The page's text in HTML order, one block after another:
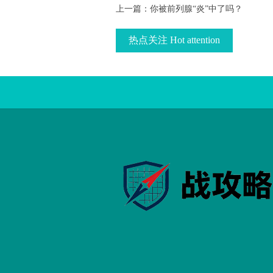
上一篇： 你被前列腺“炎”中了吗？
热点关注 Hot attention